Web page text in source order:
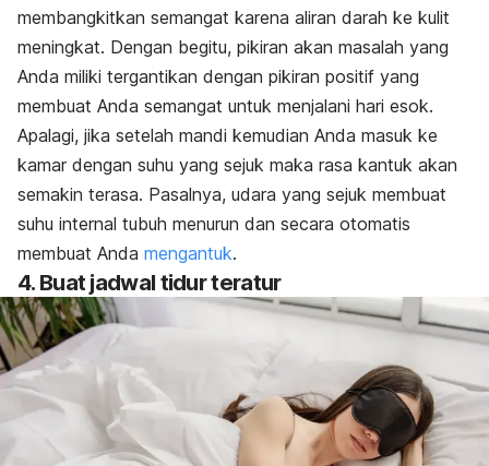
membangkitkan semangat karena aliran darah ke kulit
meningkat. Dengan begitu, pikiran akan masalah yang
Anda miliki tergantikan dengan pikiran positif yang
membuat Anda semangat untuk menjalani hari esok.
Apalagi, jika setelah mandi kemudian Anda masuk ke
kamar dengan suhu yang sejuk maka rasa kantuk akan
semakin terasa. Pasalnya, udara yang sejuk membuat
suhu internal tubuh menurun dan secara otomatis
membuat Anda mengantuk.
4. Buat jadwal tidur teratur